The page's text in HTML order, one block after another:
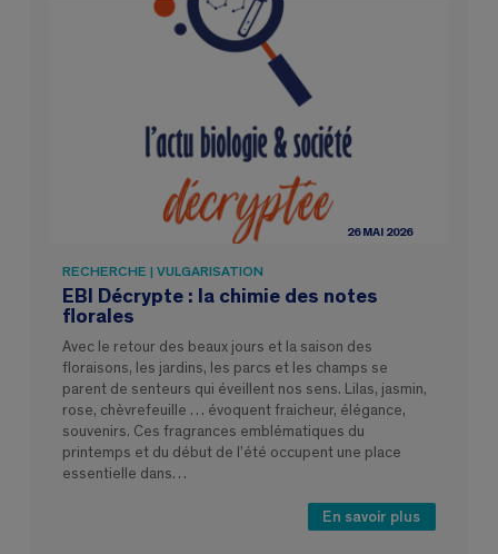
26 MAI 2026
RECHERCHE | VULGARISATION
EBI Décrypte : la chimie des notes
florales
Avec le retour des beaux jours et la saison des
floraisons, les jardins, les parcs et les champs se
parent de senteurs qui éveillent nos sens. Lilas, jasmin,
rose, chèvrefeuille … évoquent fraicheur, élégance,
souvenirs. Ces fragrances emblématiques du
printemps et du début de l’été occupent une place
essentielle dans…
En savoir plus